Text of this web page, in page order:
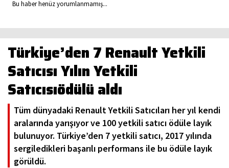
Bu haber henüz yorumlanmamış...
Türkiye’den 7 Renault Yetkili
Satıcısı Yılın Yetkili
Satıcısıödülü aldı
Tüm dünyadaki Renault Yetkili Satıcıları her yıl kendi
aralarında yarışıyor ve 100 yetkili satıcı ödüle layık
bulunuyor. Türkiye’den 7 yetkili satıcı, 2017 yılında
sergiledikleri başarılı performans ile bu ödüle layık
görüldü.